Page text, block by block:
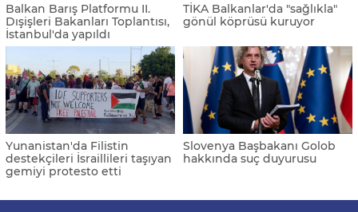
Balkan Barış Platformu II.
Dışişleri Bakanları Toplantısı,
İstanbul'da yapıldı
TİKA Balkanlar'da "sağlıkla"
gönül köprüsü kuruyor
Yunanistan'da Filistin
destekçileri İsraillileri taşıyan
gemiyi protesto etti
Slovenya Başbakanı Golob
hakkında suç duyurusu